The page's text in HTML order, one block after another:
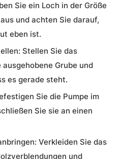
Sie ein Loch in der Größe
und achten Sie darauf,
eben ist.
Stellen Sie das
Grube und
es gerade steht.
Sie die Pumpe im
Sie sie an einen
Verkleiden Sie das
und